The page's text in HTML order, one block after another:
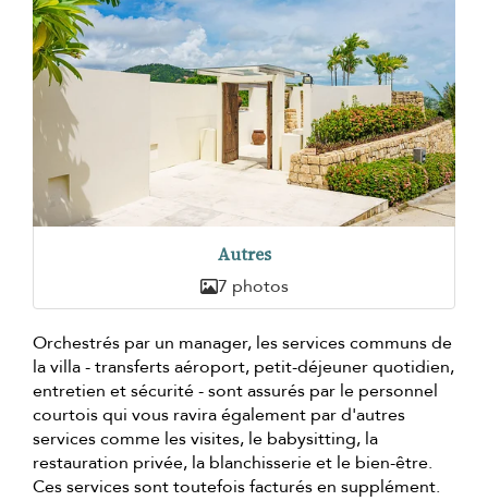
Autres
7 photos
Orchestrés par un manager, les services communs de
la villa - transferts aéroport, petit-déjeuner quotidien,
entretien et sécurité - sont assurés par le personnel
courtois qui vous ravira également par d'autres
services comme les visites, le babysitting, la
restauration privée, la blanchisserie et le bien-être.
Ces services sont toutefois facturés en supplément.